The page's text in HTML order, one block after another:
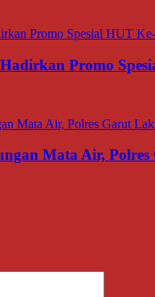
Promo
Mata Air,